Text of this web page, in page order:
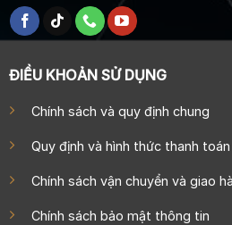
ĐIỀU KHOẢN SỬ DỤNG
Chính sách và quy định chung
Quy định và hình thức thanh toán
Chính sách vận chuyển và giao
Chính sách bảo mật thông tin